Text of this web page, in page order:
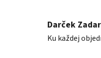
Darček
Ku každej